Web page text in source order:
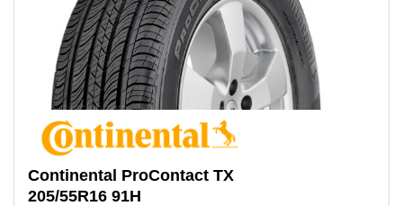
Continental ProContact TX
205/55R16 91H